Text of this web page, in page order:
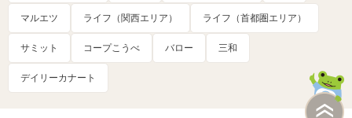
マルエツ ライフ（関西エリア） ライフ（首都圏エリア）
サミット コープこうべ バロー 三和
デイリーカナート